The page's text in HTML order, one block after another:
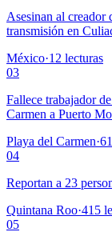
Asesinan al creador
transmisión en
México·12 lecturas
03
Fallece trabajador
Carmen a Puerto
Playa del Carmen·
04
Reportan a 23
Quintana Roo·415
05